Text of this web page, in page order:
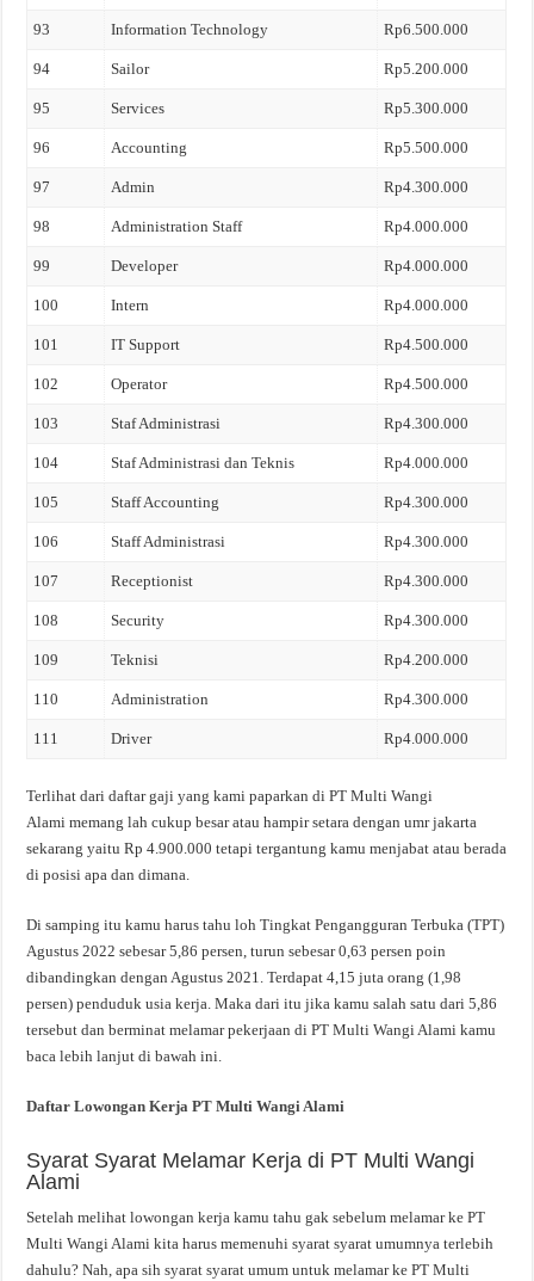
93 Information Technology Rp6.500.000
94 Sailor Rp5.200.000
95 Services Rp5.300.000
96 Accounting Rp5.500.000
97 Admin Rp4.300.000
98 Administration Staff Rp4.000.000
99 Developer Rp4.000.000
100 Intern Rp4.000.000
101 IT Support Rp4.500.000
102 Operator Rp4.500.000
103 Staf Administrasi Rp4.300.000
104 Staf Administrasi dan Teknis Rp4.000.000
105 Staff Accounting Rp4.300.000
106 Staff Administrasi Rp4.300.000
107 Receptionist Rp4.300.000
108 Security Rp4.300.000
109 Teknisi Rp4.200.000
110 Administration Rp4.300.000
111 Driver Rp4.000.000
Terlihat dari daftar gaji yang kami paparkan di PT Multi Wangi
Alami memang lah cukup besar atau hampir setara dengan umr jakarta
sekarang yaitu Rp 4.900.000 tetapi tergantung kamu menjabat atau berada
di posisi apa dan dimana.
Di samping itu kamu harus tahu loh Tingkat Pengangguran Terbuka (TPT)
Agustus 2022 sebesar 5,86 persen, turun sebesar 0,63 persen poin
dibandingkan dengan Agustus 2021. Terdapat 4,15 juta orang (1,98
persen) penduduk usia kerja. Maka dari itu jika kamu salah satu dari 5,86
tersebut dan berminat melamar pekerjaan di PT Multi Wangi Alami kamu
baca lebih lanjut di bawah ini.
Daftar Lowongan Kerja PT Multi Wangi Alami
Syarat Syarat Melamar Kerja di PT Multi Wangi
Alami
Setelah melihat lowongan kerja kamu tahu gak sebelum melamar ke PT
Multi Wangi Alami kita harus memenuhi syarat syarat umumnya terlebih
dahulu? Nah, apa sih syarat syarat umum untuk melamar ke PT Multi